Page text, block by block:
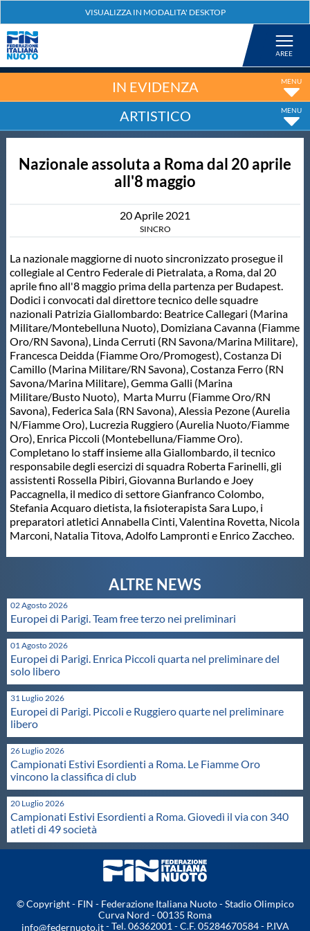
Nuoto
Tuffi
Salvamento
Master
Formazione
GUG
Scuole Nuoto
Propaganda
Protezione Civile
Qualità
Sostenibilità
Privacy
Cookie Policy
Archivio News
IN EVIDENZA
ARTISTICO
Nazionale assoluta a Roma dal 20 aprile
all'8 maggio
20Aprile 2021
SINCRO
La nazionale maggiorne di nuoto sincronizzato prosegue il
collegiale al Centro Federale di Pietralata, a Roma, dal 20
aprile fino all'8 maggio prima della partenza per Budapest.
Dodici i convocati dal direttore tecnico delle squadre
nazionali Patrizia Giallombardo: Beatrice Callegari (Marina
Militare/Montebelluna Nuoto), Domiziana Cavanna (Fiamme
Oro/RN Savona), Linda Cerruti (RN Savona/Marina Militare),
Francesca Deidda (Fiamme Oro/Promogest), Costanza Di
Camillo (Marina Militare/RN Savona), Costanza Ferro (RN
Savona/Marina Militare), Gemma Galli (Marina
Militare/Busto Nuoto), Marta Murru (Fiamme Oro/RN
Savona), Federica Sala (RN Savona), Alessia Pezone (Aurelia
N/Fiamme Oro), Lucrezia Ruggiero (Aurelia Nuoto/Fiamme
Oro), Enrica Piccoli (Montebelluna/Fiamme Oro).
Completano lo staff insieme alla Giallombardo, il tecnico
responsabile degli esercizi di squadra Roberta Farinelli, gli
assistenti Rossella Pibiri, Giovanna Burlando e Joey
Paccagnella, il medico di settore Gianfranco Colombo,
Stefania Acquaro dietista, la fisioterapista Sara Lupo, i
preparatori atletici Annabella Cinti, Valentina Rovetta, Nicola
Marconi, Natalia Titova, Adolfo Lampronti e Enrico Zaccheo.
02 Agosto 2026
Europei di Parigi. Team free terzo nei preliminari
01 Agosto 2026
Europei di Parigi. Enrica Piccoli quarta nel preliminare del
solo libero
31 Luglio 2026
Europei di Parigi. Piccoli e Ruggiero quarte nel preliminare
libero
26 Luglio 2026
Campionati Estivi Esordienti a Roma. Le Fiamme Oro
vincono la classifica di club
20 Luglio 2026
Campionati Estivi Esordienti a Roma. Giovedì il via con 340
atleti di 49 società
© Copyright - FIN - Federazione Italiana Nuoto - Stadio Olimpico
Curva Nord - 00135 Roma
info@federnuoto.it- Tel. 06362001 - C.F. 05284670584 - P.IVA